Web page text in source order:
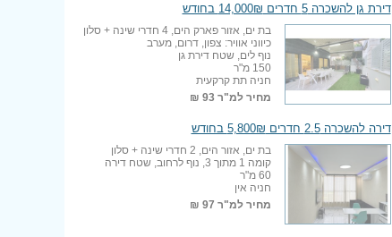
דירת גן להשכרה 5 חדרים 14,000₪ בחודש
בת ים, אזור פארק הים, 4 חדרי שינה + סלון
כיווני אוויר: צפון, דרום, מערב
נוף לים, שטח דירת גן
150 מ"ר
חניה תת קרקעית
מחיר למ"ר93 ₪
דירה להשכרה 2.5 חדרים 5,800₪ בחודש
בת ים, אזור הים, 2 חדרי שינה + סלון
קומה 1 מתוך 3, נוף לרחוב, שטח דירה
60 מ"ר
חניה אין
מחיר למ"ר 97 ₪